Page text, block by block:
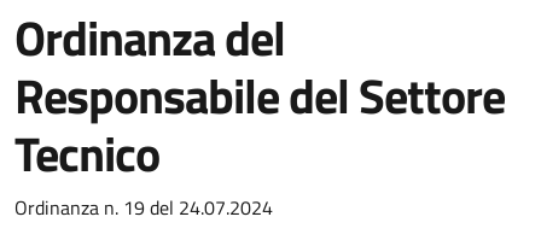
Ordinanza del
Responsabile del Settore
Tecnico
Dettagli della notizia
Ordinanza n. 19 del 24.07.2024